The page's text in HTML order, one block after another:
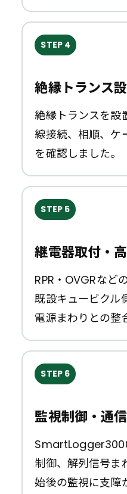
STEP 4
絶縁トランス
絶縁トランスを設
線接続、相順、ケ
を確認しました。
STEP 5
継電器取付・
RPR・OVGRなど
既設キュービクル
電源まわりとの整
STEP 6
監視制御・通
制御、解列信号ま
始後の監視に支障